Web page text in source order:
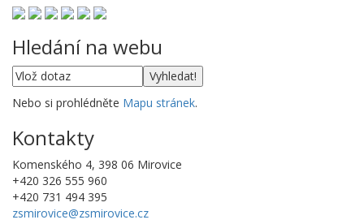
Hledání na webu
Nebo si prohlédněte Mapu stránek.
Kontakty
Komenského 4, 398 06 Mirovice
+420 326 555 960
+420 731 494 395
zsmirovice@zsmirovice.cz